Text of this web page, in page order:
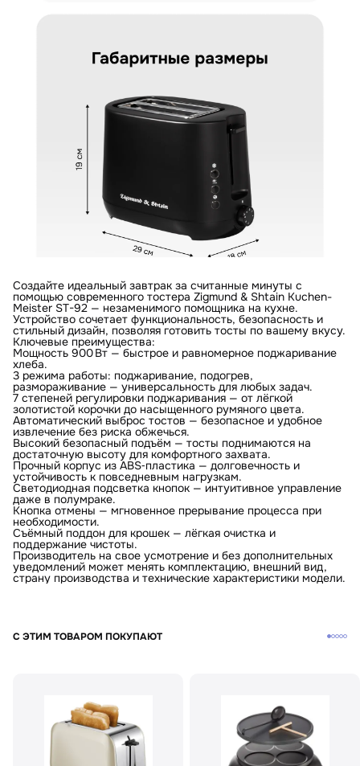
Создайте идеальный завтрак за считанные минуты с
помощью современного тостера Zigmund & Shtain Kuchen-
Meister ST-92 — незаменимого помощника на кухне.
Устройство сочетает функциональность, безопасность и
стильный дизайн, позволяя готовить тосты по вашему вкусу.
Ключевые преимущества:
Мощность 900 Вт — быстрое и равномерное поджаривание
хлеба.
3 режима работы: поджаривание, подогрев,
размораживание — универсальность для любых задач.
7 степеней регулировки поджаривания — от лёгкой
золотистой корочки до насыщенного румяного цвета.
Автоматический выброс тостов — безопасное и удобное
извлечение без риска обжечься.
Высокий безопасный подъём — тосты поднимаются на
достаточную высоту для комфортного захвата.
Прочный корпус из ABS‑пластика — долговечность и
устойчивость к повседневным нагрузкам.
Светодиодная подсветка кнопок — интуитивное управление
даже в полумраке.
Кнопка отмены — мгновенное прерывание процесса при
необходимости.
Съёмный поддон для крошек — лёгкая очистка и
поддержание чистоты.
Производитель на свое усмотрение и без дополнительных
уведомлений может менять комплектацию, внешний вид,
страну производства и технические характеристики модели.
С ЭТИМ ТОВАРОМ ПОКУПАЮТ